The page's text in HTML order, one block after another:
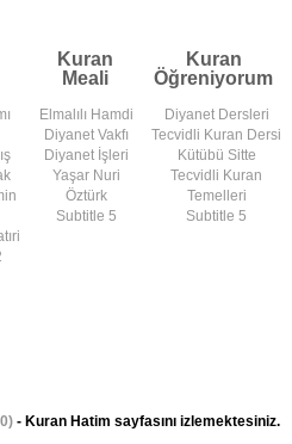
Kuran
Meali
Kuran
Öğreniyorum
Elmalılı Hamdi
Diyanet Vakfı
Diyanet İşleri
Yaşar Nuri
Öztürk
Subtitle 5
Diyanet Dersleri
Tecvidli Kuran Dersi
Kütübü Sitte
Tecvidli Kuran
Temelleri
Subtitle 5
- Kuran Hatim sayfasını izlemektesiniz.